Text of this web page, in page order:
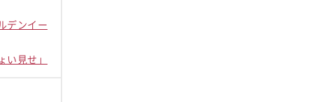
デンイー
見せ」